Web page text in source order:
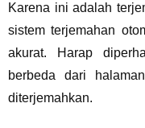
Karena ini adalah
sistem terjemahan
akurat. Harap
berbeda dari
diterjemahkan.